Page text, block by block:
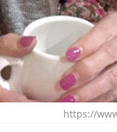
https://